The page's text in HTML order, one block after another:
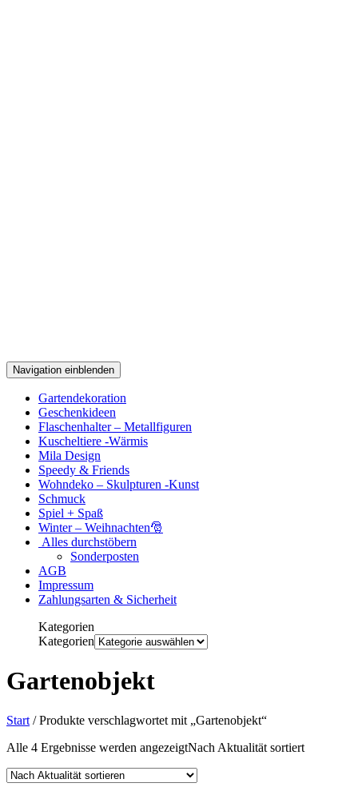
Navigation einblenden
Gartendekoration
Geschenkideen
Flaschenhalter – Metallfiguren
Kuscheltiere -Wärmis
Mila Design
Speedy & Friends
Wohndeko – Skulpturen -Kunst
Schmuck
Spiel + Spaß
Winter – Weihnachten🎅
Alles durchstöbern
Sonderposten
AGB
Impressum
Zahlungsarten & Sicherheit
Kategorien
Kategorien
Gartenobjekt
Start / Produkte verschlagwortet mit „Gartenobjekt“
Alle 4 Ergebnisse werden angezeigtNach Aktualität sortiert